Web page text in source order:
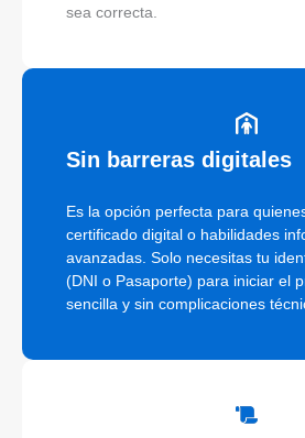
sea correcta.
Sin barreras digitales
Es la opción perfecta para
certificado digital o habilidades
avanzadas. Solo necesitas tu
(DNI o Pasaporte) para iniciar el
sencilla y sin complicaciones